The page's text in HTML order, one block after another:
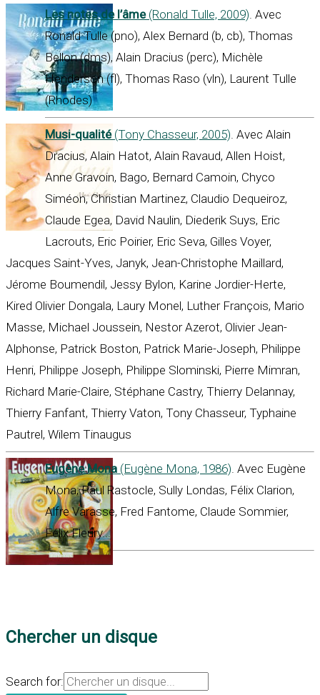
Les notes de l’âme(Ronald Tulle, 2009). Avec
Ronald Tulle (pno), Alex Bernard (b, cb), Thomas
Bellon (dms), Alain Dracius (perc), Michèle
Henderson (fl), Thomas Raso (vln), Laurent Tulle
(Rhodes)
Musi-qualité(Tony Chasseur, 2005). Avec Alain
Dracius, Alain Hatot, Alain Ravaud, Allen Hoist,
Anne Gravoin, Bago, Bernard Camoin, Chyco
Siméon, Christian Martinez, Claudio Dequeiroz,
Claude Egea, David Naulin, Diederik Suys, Eric
Lacrouts, Eric Poirier, Eric Seva, Gilles Voyer,
Jacques Saint-Yves, Janyk, Jean-Christophe Maillard,
Jérome Boumendil, Jessy Bylon, Karine Jordier-Herte,
Kired Olivier Dongala, Laury Monel, Luther François, Mario
Masse, Michael Joussein, Nestor Azerot, Olivier Jean-
Alphonse, Patrick Boston, Patrick Marie-Joseph, Philippe
Henri, Philippe Joseph, Philippe Slominski, Pierre Mimran,
Richard Marie-Claire, Stéphane Castry, Thierry Delannay,
Thierry Fanfant, Thierry Vaton, Tony Chasseur, Typhaine
Pautrel, Wilem Tinaugus
Eugène Mona (Eugène Mona, 1986). Avec Eugène
Mona, Paul Rastocle, Sully Londas, Félix Clarion,
Alfre Varasse, Fred Fantome, Claude Sommier,
Félix Fleury...
Chercher un disque
Search for: